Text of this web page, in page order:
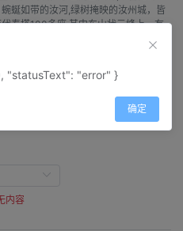
蜒如带的汝河,绿树掩映的汝州城，皆
寿塔100多座,其中东山状元峰上，有
塔中红明，就像点燃了一盏灯，景象
内容
"statusText": "error" }
确定